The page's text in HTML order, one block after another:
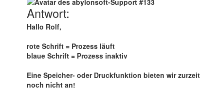
Antwort:
Hallo Rolf,
rote Schrift = Prozess läuft
blaue Schrift = Prozess inaktiv
Eine Speicher- oder Druckfunktion bieten wir zurzeit
noch nicht an!